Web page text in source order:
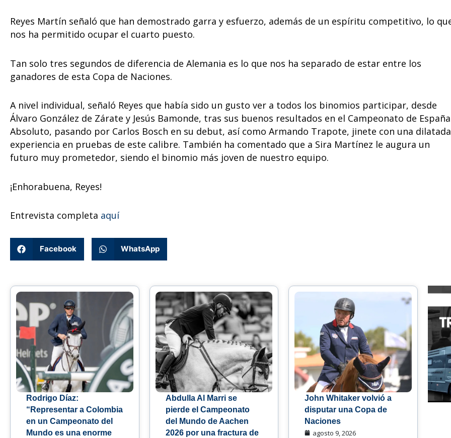
Reyes Martín señaló que han demostrado garra y esfuerzo, además de un espíritu competitivo, lo
nos ha permitido ocupar el cuarto puesto.
Tan solo tres segundos de diferencia de Alemania es lo que nos ha separado de estar entre los
ganadores de esta Copa de Naciones.
A nivel individual, señaló Reyes que había sido un gusto ver a todos los binomios participar, desde
Álvaro González de Zárate y Jesús Bamonde, tras sus buenos resultados en el Campeonato de España
Absoluto, pasando por Carlos Bosch en su debut, así como Armando Trapote, jinete con una dilatada
experiencia en pruebas de este calibre. También ha comentado que a Sira Martínez le augura un
futuro muy prometedor, siendo el binomio más joven de nuestro equipo.
¡Enhorabuena, Reyes!
Entrevista completa aquí
Facebook WhatsApp
Rodrigo Díaz:
“Representar a Colombia
en un Campeonato del
Mundo es una enorme
Abdulla Al Marri se
pierde el Campeonato
del Mundo de Aachen
2026 por una fractura de
John Whitaker volvió a
disputar una Copa de
Naciones
agosto 9, 2026